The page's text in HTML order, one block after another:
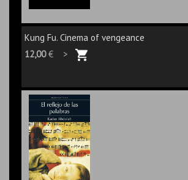
Kung Fu. Cinema of vengeance
12,00€ >